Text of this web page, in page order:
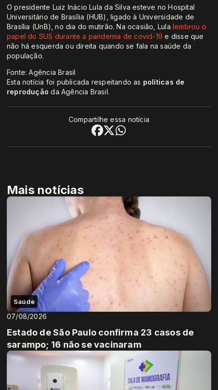
O presidente Luiz Inácio Lula da Silva esteve no Hospital
Universitário de Brasília (HUB), ligado à Universidade de
Brasília (UnB), no dia do mutirão. Na ocasião, Lula lembrou o
papel do SUS durante a pandemia de covid-19 e disse que
não há esquerda ou direita quando se fala na saúde da
população.
Fonte: Agência Brasil
Esta notícia foi publicada respeitando as políticas de
reprodução da Agência Brasil.
Compartilhe essa notícia
Mais notícias
Saúde
07/08/2026
Estado de São Paulo confirma 23 casos de
sarampo; 16 não se vacinaram